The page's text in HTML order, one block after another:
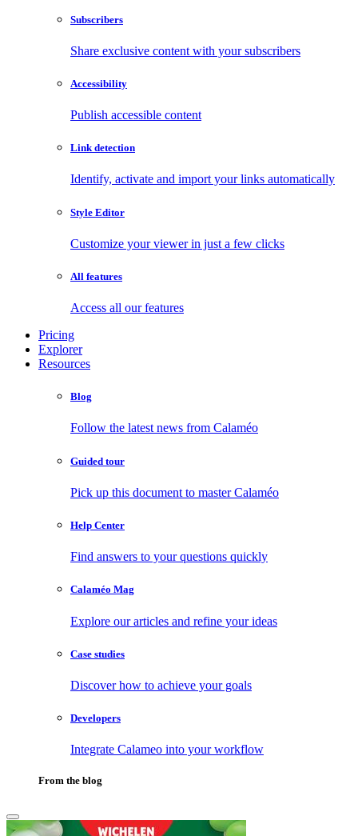
Subscribers
Share exclusive content with your subscribers
Accessibility
Publish accessible content
Link detection
Identify, activate and import your links automatically
Style Editor
Customize your viewer in just a few clicks
All features
Access all our features
Pricing
Explorer
Resources
Blog
Follow the latest news from Calaméo
Guided tour
Pick up this document to master Calaméo
Help Center
Find answers to your questions quickly
Calaméo Mag
Explore our articles and refine your ideas
Case studies
Discover how to achieve your goals
Developers
Integrate Calameo into your workflow
From the blog